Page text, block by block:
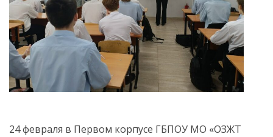
24 февраля в Первом корпусе ГБПОУ МО «ОЗЖТ